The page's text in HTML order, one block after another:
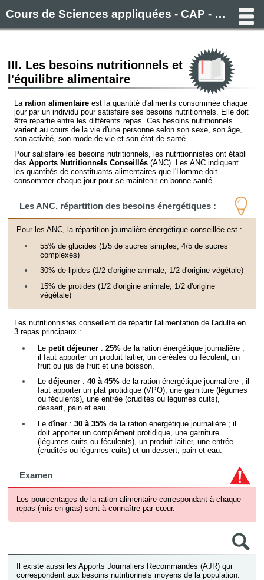
Cours de Sciences appliquées - CAP - Filière alimentaire (Boulanger, Pâtissier, Boucher, Charcutier)
III. Les besoins nutritionnels et
l'équilibre alimentaire
Laration alimentaire est la quantité d'aliments consommée chaque
jour par un individu pour satisfaire ses besoins nutritionnels. Elle doit
être répartie entre les différents repas. Ces besoins nutritionnels
varient au cours de la vie d'une personne selon son sexe, son âge,
son activité, son mode de vie et son état de santé.
Pour satisfaire les besoins nutritionnels, les nutritionnistes ont établi
desApports Nutritionnels Conseillés (ANC). Les ANC indiquent
les quantités de constituants alimentaires que l'Homme doit
consommer chaque jour pour se maintenir en bonne santé.
Les ANC, répartition des besoins énergétiques :
Pour les ANC, la répartition journalière énergétique conseillée est :
55% de glucides (1/5 de sucres simples, 4/5 de sucres
complexes)
30% de lipides (1/2 d'origine animale, 1/2 d'origine végétale)
15% de protides (1/2 d'origine animale, 1/2 d'origine
végétale)
Les nutritionnistes conseillent de répartir l'alimentation de l'adulte en
3 repas principaux :
Lepetit déjeuner :25% de la ration énergétique journalière ;
il faut apporter un produit laitier, un céréales ou féculent, un
fruit ou jus de fruit et une boisson.
Ledéjeuner :40 à 45% de la ration énergétique journalière ; il
faut apporter un plat protidique (VPO), une garniture (légumes
ou féculents), une entrée (crudités ou légumes cuits),
dessert, pain et eau.
Ledîner :30 à 35% de la ration énergétique journalière ; il
doit apporter un complément protidique, une garniture
(légumes cuits ou féculents), un produit laitier, une entrée
(crudités ou légumes cuits) et un dessert, pain et eau.
Examen
Les pourcentages de la ration alimentaire correspondant à chaque
repas (mis en gras) sont à connaître par cœur.
Il existe aussi les Apports Journaliers Recommandés (AJR) qui
correspondent aux besoins nutritionnels moyens de la population.